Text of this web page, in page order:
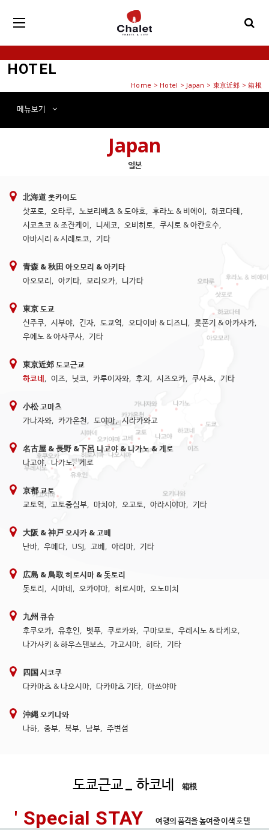
HOTEL
Home > Hotel > Japan > 東京近郊 > 箱根
메뉴보기
일본
Japan
北海道 홋카이도
삿포로, 오타루, 노보리베츠 & 도야호, 후라노 & 비에이, 하코다테,
시코츠코 & 조잔케이, 니세코, 오비히로, 쿠시로 & 아칸호수,
아바시리 & 시레토코, 기타
青森 & 秋田 아오모리 & 아키타
아오모리, 아키타, 모리오카, 니가타
東京 도쿄
신주쿠, 시부야, 긴자, 도쿄역, 오다이바 & 디즈니, 롯폰기 & 아카사카,
우에노 & 아사쿠사, 기타
東京近郊 도쿄근교
하코네, 이즈, 닛코, 카루이자와, 후지, 시즈오카, 쿠사츠, 기타
小松 고마츠
가나자와, 카가온천, 도야마, 시라카와고
名古屋 & 長野 &下呂 나고야 & 나가노 & 게로
나고야, 나가노, 게로
京都 교토
교토역, 교토중심부, 마치야, 오고토, 아라시야마, 기타
大阪 & 神戸 오사카 & 고베
난바, 우메다, USJ, 고베, 아리마, 기타
広島 & 鳥取 히로시마 & 돗토리
돗토리, 시마네, 오카야마, 히로시마, 오노미치
九州 큐슈
후쿠오카, 유후인, 벳푸, 쿠로카와, 구마모토, 우레시노 & 타케오,
나가사키 & 하우스텐보스, 가고시마, 히타, 기타
四国 시코쿠
다카마츠 & 나오시마, 다카마츠 기타, 마쓰야마
沖縄 오키나와
나하, 중부, 북부, 남부, 주변섬
도쿄근교_ 하코네 箱根
' Special STAY 여행의 품격을 높여줄 이색 호텔